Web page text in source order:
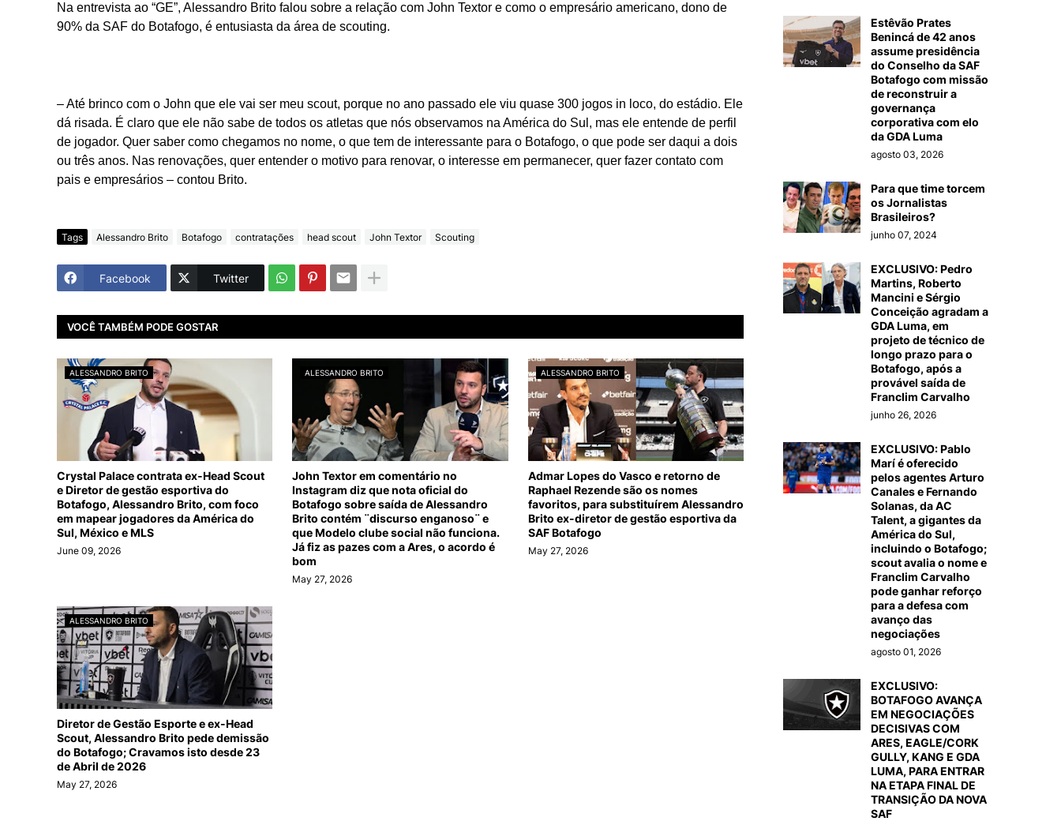
Na entrevista ao “GE”, Alessandro Brito falou sobre a relação com John Textor e como o empresário americano, dono de
90% da SAF do Botafogo, é entusiasta da área de scouting.
– Até brinco com o John que ele vai ser meu scout, porque no ano passado ele viu quase 300 jogos in loco, do estádio. Ele
dá risada. É claro que ele não sabe de todos os atletas que nós observamos na América do Sul, mas ele entende de perfil
de jogador. Quer saber como chegamos no nome, o que tem de interessante para o Botafogo, o que pode ser daqui a dois
ou três anos. Nas renovações, quer entender o motivo para renovar, o interesse em permanecer, quer fazer contato com
pais e empresários – contou Brito.
Tags Alessandro Brito Botafogo contratações head scout John Textor Scouting
Facebook Twitter
VOCÊ TAMBÉM PODE GOSTAR
ALESSANDRO BRITO
Crystal Palace contrata ex-Head Scout
e Diretor de gestão esportiva do
Botafogo, Alessandro Brito, com foco
em mapear jogadores da América do
Sul, México e MLS
June 09, 2026
ALESSANDRO BRITO
John Textor em comentário no
Instagram diz que nota oficial do
Botafogo sobre saída de Alessandro
Brito contém ¨discurso enganoso¨ e
que Modelo clube social não funciona.
Já fiz as pazes com a Ares, o acordo é
bom
May 27, 2026
ALESSANDRO BRITO
Admar Lopes do Vasco e retorno de
Raphael Rezende são os nomes
favoritos, para substituírem Alessandro
Brito ex-diretor de gestão esportiva da
SAF Botafogo
May 27, 2026
ALESSANDRO BRITO
Diretor de Gestão Esporte e ex-Head
Scout, Alessandro Brito pede demissão
do Botafogo; Cravamos isto desde 23
de Abril de 2026
May 27, 2026
Estêvão Prates
Benincá de 42 anos
assume presidência
do Conselho da SAF
Botafogo com missão
de reconstruir a
governança
corporativa com elo
da GDA Luma
agosto 03, 2026
Para que time torcem
os Jornalistas
Brasileiros?
junho 07, 2024
EXCLUSIVO: Pedro
Martins, Roberto
Mancini e Sérgio
Conceição agradam a
GDA Luma, em
projeto de técnico de
longo prazo para o
Botafogo, após a
provável saída de
Franclim Carvalho
junho 26, 2026
EXCLUSIVO: Pablo
Marí é oferecido
pelos agentes Arturo
Canales e Fernando
Solanas, da AC
Talent, a gigantes da
América do Sul,
incluindo o Botafogo;
scout avalia o nome e
Franclim Carvalho
pode ganhar reforço
para a defesa com
avanço das
negociações
agosto 01, 2026
EXCLUSIVO:
BOTAFOGO AVANÇA
EM NEGOCIAÇÕES
DECISIVAS COM
ARES, EAGLE/CORK
GULLY, KANG E GDA
LUMA, PARA ENTRAR
NA ETAPA FINAL DE
TRANSIÇÃO DA NOVA
SAF